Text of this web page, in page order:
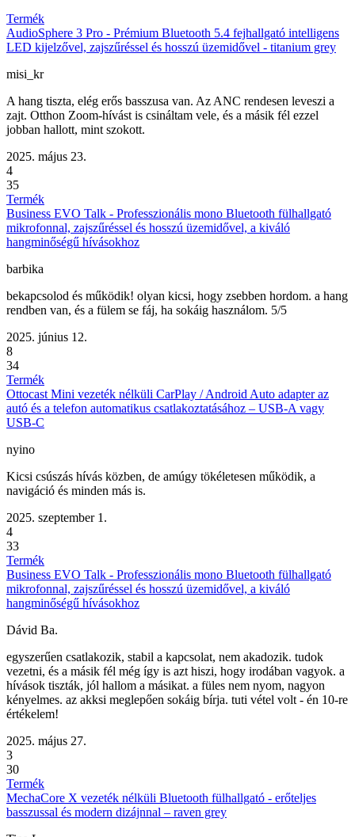
Termék
AudioSphere 3 Pro - Prémium Bluetooth 5.4 fejhallgató intelligens
LED kijelzővel, zajszűréssel és hosszú üzemidővel - titanium grey
misi_kr
A hang tiszta, elég erős basszusa van. Az ANC rendesen leveszi a
zajt. Otthon Zoom-hívást is csináltam vele, és a másik fél ezzel
jobban hallott, mint szokott.
2025. május 23.
4
35
Termék
Business EVO Talk - Professzionális mono Bluetooth fülhallgató
mikrofonnal, zajszűréssel és hosszú üzemidővel, a kiváló
hangminőségű hívásokhoz
barbika
bekapcsolod és működik! olyan kicsi, hogy zsebben hordom. a hang
rendben van, és a fülem se fáj, ha sokáig használom. 5/5
2025. június 12.
8
34
Termék
Ottocast Mini vezeték nélküli CarPlay / Android Auto adapter az
autó és a telefon automatikus csatlakoztatásához – USB-A vagy
USB-C
nyino
Kicsi csúszás hívás közben, de amúgy tökéletesen működik, a
navigáció és minden más is.
2025. szeptember 1.
4
33
Termék
Business EVO Talk - Professzionális mono Bluetooth fülhallgató
mikrofonnal, zajszűréssel és hosszú üzemidővel, a kiváló
hangminőségű hívásokhoz
Dávid Ba.
egyszerűen csatlakozik, stabil a kapcsolat, nem akadozik. tudok
vezetni, és a másik fél még így is azt hiszi, hogy irodában vagyok. a
hívások tiszták, jól hallom a másikat. a füles nem nyom, nagyon
kényelmes. az akksi meglepően sokáig bírja. tuti vétel volt - én 10-re
értékelem!
2025. május 27.
3
30
Termék
MechaCore X vezeték nélküli Bluetooth fülhallgató - erőteljes
basszussal és modern dizájnnal – raven grey